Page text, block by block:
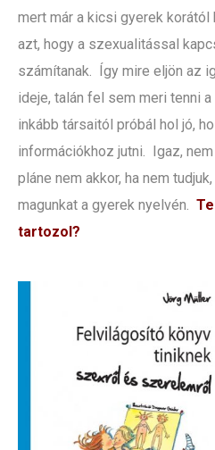
mert már a kicsi gyerek
azt, hogy a szexualitással
számítanak. Így mire eljön az
ideje, talán fel sem meri tenni
inkább társaitól próbál hol jó,
információkhoz jutni. Igaz,
pláne nem akkor, ha nem
magunkat a gyerek nyelvén.
tartozol?